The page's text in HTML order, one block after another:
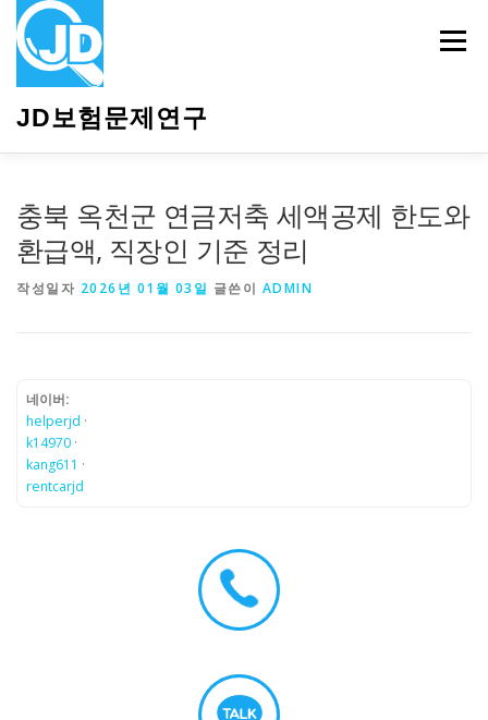
JD보험문제연구
메뉴
충북 옥천군 연금저축 세액공제 한도와
환급액, 직장인 기준 정리
작성일자 2026년 01월 03일 글쓴이 ADMIN
네이버:
helperjd ·
k14970 ·
kang611 ·
rentcarjd